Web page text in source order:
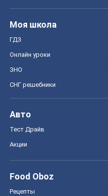
Моя школа
ГДЗ
Онлайн уроки
ЗНО
СНГ решебники
Авто
Тест Драйв
Акции
Food Oboz
Рецепты